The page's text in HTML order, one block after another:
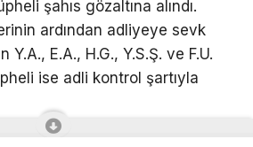
şahıs gözaltına alındı.
ardından adliyeye sevk
E.A., H.G., Y.S.Ş. ve F.U.
ise adli kontrol şartıyla